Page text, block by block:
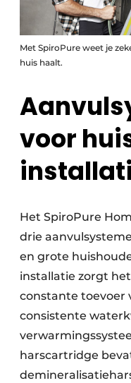
Met SpiroPure weet je
huis haalt.
voor
Het SpiroPure
drie
en grote
installatie zorgt
constante toevoer
consistente
harscartridge